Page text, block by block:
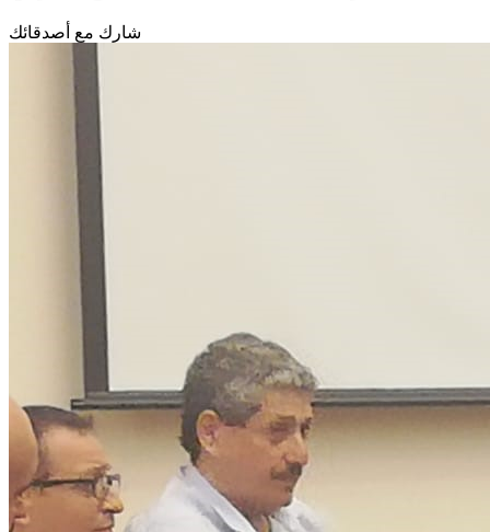
شارك مع أصدقائك